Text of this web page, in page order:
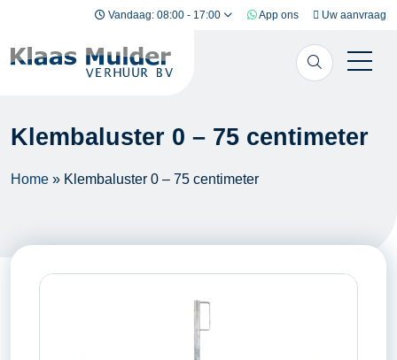
Ga naar inhoud Vandaag: 08:00 - 17:00 App ons Uw aanvraag
Klembaluster 0 – 75 centimeter
Home » Klembaluster 0 – 75 centimeter